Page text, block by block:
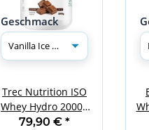
Geschmack
Trec Nutrition ISO
Whey Hydro 2000g
Vanilla Ice Cream
79,90 € *